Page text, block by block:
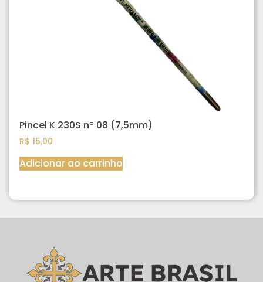
Pincel K 230S nº 08 (7,5mm)
R$ 15,00
Adicionar ao carrinho